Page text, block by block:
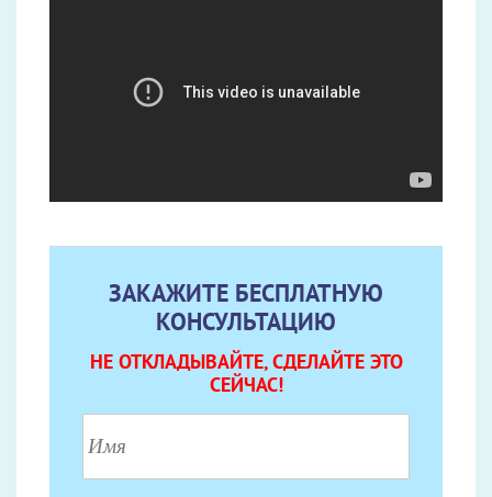
ЗАКАЖИТЕ БЕСПЛАТНУЮ
КОНСУЛЬТАЦИЮ
НЕ ОТКЛАДЫВАЙТЕ, СДЕЛАЙТЕ ЭТО
СЕЙЧАС!